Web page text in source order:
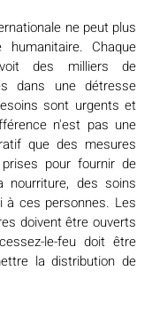
ne peut plus
Chaque
des milliers de
dans une détresse
sont urgents et
n'est pas une
que des mesures
pour fournir de
nourriture, des soins
à ces personnes. Les
doivent être ouverts
le-feu doit être
la distribution de